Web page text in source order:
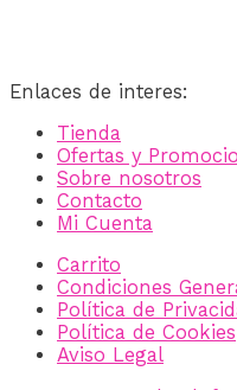
Enlaces de interes:
Tienda
Ofertas y
Sobre nosotros
Contacto
Mi Cuenta
Carrito
Condiciones
Política de
Política de Cookies
Aviso Legal